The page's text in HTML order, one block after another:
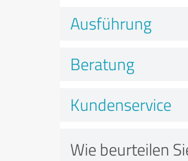
Ausführung
Beratung
Kundenservice
Wie beurteilen